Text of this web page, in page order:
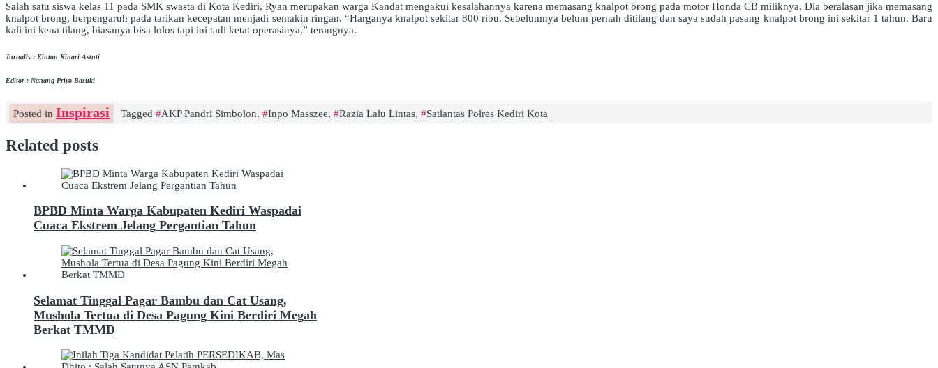
Salah satu siswa kelas 11 pada SMK swasta di Kota Kediri, Ryan merupakan warga Kandat mengakui kesalahannya karena memasang knalpot brong pada motor Honda CB miliknya. Dia beralasan jika memasang
knalpot brong, berpengaruh pada tarikan kecepatan menjadi semakin ringan. “Harganya knalpot sekitar 800 ribu. Sebelumnya belum pernah ditilang dan saya sudah pasang knalpot brong ini sekitar 1 tahun. Baru
kali ini kena tilang, biasanya bisa lolos tapi ini tadi ketat operasinya,” terangnya.
Jurnalis : Kintan Kinari Astuti
Editor : Nanang Priyo Basuki
Posted in Inspirasi Tagged AKP Pandri Simbolon, Inpo Masszee, Razia Lalu Lintas, Satlantas Polres Kediri Kota
Related posts
BPBD Minta Warga Kabupaten Kediri Waspadai
Cuaca Ekstrem Jelang Pergantian Tahun
Selamat Tinggal Pagar Bambu dan Cat Usang,
Mushola Tertua di Desa Pagung Kini Berdiri Megah
Berkat TMMD